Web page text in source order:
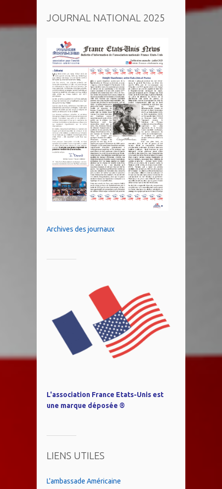
JOURNAL NATIONAL 2025
Archives des journaux
L'association France Etats-Unis est
une marque déposée ®
LIENS UTILES
L'ambassade Américaine